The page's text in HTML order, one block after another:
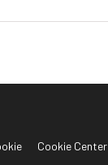
Cookie Center